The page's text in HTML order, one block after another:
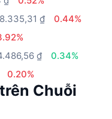
₫
0.44%
₫
0.34%
0.20%
Chuỗi